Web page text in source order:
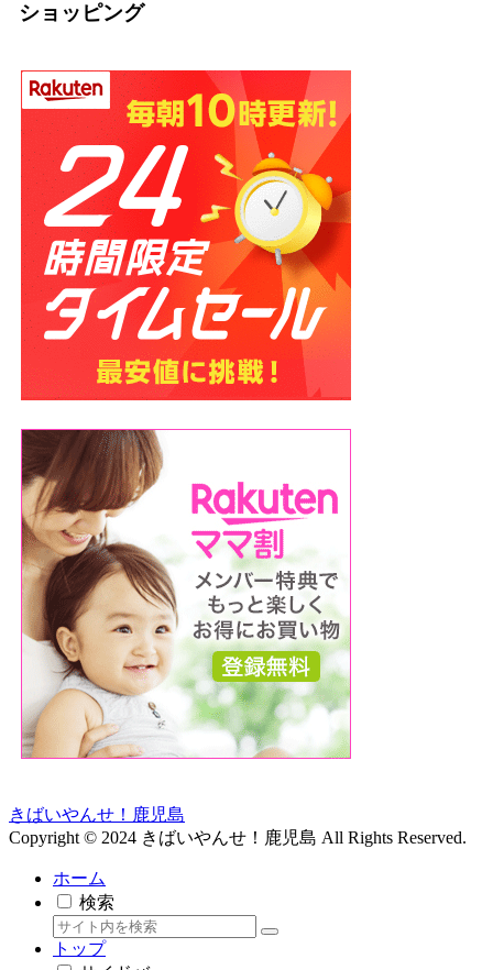
ショッピング
きばいやんせ！鹿児島
Copyright © 2024 きばいやんせ！鹿児島 All Rights Reserved.
ホーム
検索
トップ